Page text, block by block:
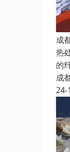
成
热
的
成
24-